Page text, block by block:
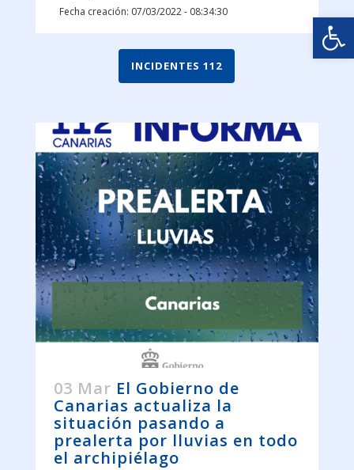
Fecha creación: 07/03/2022 - 08:34:30
INCIDENTES 112
03 Mar El Gobierno de
Canarias actualiza la
situación pasando a
prealerta por lluvias en todo
el archipiélago